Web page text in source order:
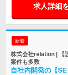
求人詳細
新着
株式会社relation | 【
案件も多数
自社内開発の【